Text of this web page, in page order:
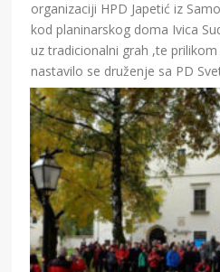
organizaciji HPD Japetić iz
kod planinarskog doma Ivica
uz tradicionalni grah ,te
nastavilo se druženje sa PD